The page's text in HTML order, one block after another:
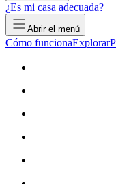
¿Es mi casa adecuada?
Abrir el menú
Cómo funcionaExplorar